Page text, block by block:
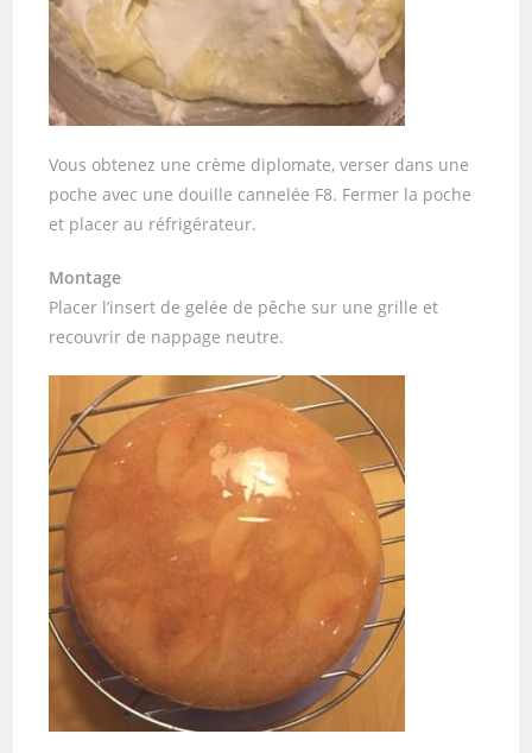
Vous obtenez une crème diplomate, verser dans une
poche avec une douille cannelée F8. Fermer la poche
et placer au réfrigérateur.
Montage
Placer l’insert de gelée de pêche sur une grille et
recouvrir de nappage neutre.